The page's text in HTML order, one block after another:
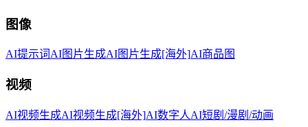
图像
AI提示词AI图片生成AI图片生成[海外]AI商品图
视频
AI视频生成AI视频生成[海外]AI数字人AI短剧/漫剧/动画